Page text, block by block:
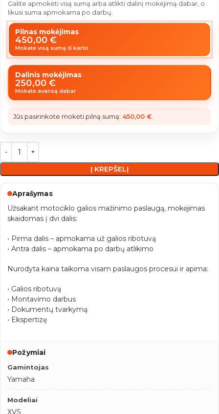
Galite apmokėti visą sumą arba atlikti dalinį mokėjimą dabar, o
likusi suma apmokama po darbų.
Pilnas mokėjimas
450,00€
Mokate visą sumą iš karto
Dalinis mokėjimas
250,00€
Mokate avansą dabar
Jūs pasirinkote mokėti pilną sumą: 450,00 €
Į KREPŠELĮ
Aprašymas
Užsakant motociklo galios mažinimo paslaugą, mokėjimas
skaidomas į dvi dalis:
• Pirma dalis – apmokama už galios ribotuvą
• Antra dalis – apmokama po darbų atlikimo
Nurodyta kaina taikoma visam paslaugos procesui ir apima:
• Galios ribotuvą
• Montavimo darbus
• Dokumentų tvarkymą
• Ekspertizę
Požymiai
Gamintojas
Yamaha
Modeliai
XVS